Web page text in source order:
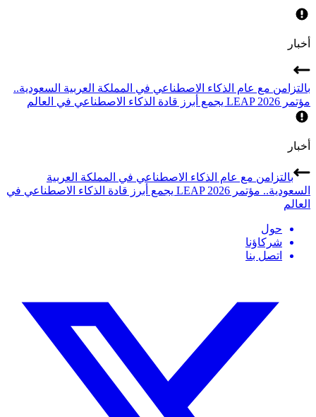
أخبار
بالتزامن مع عام الذكاء الاصطناعي في المملكة العربية السعودية..
مؤتمر LEAP 2026 يجمع أبرز قادة الذكاء الاصطناعي في العالم
أخبار
بالتزامن مع عام الذكاء الاصطناعي في المملكة العربية
السعودية.. مؤتمر LEAP 2026 يجمع أبرز قادة الذكاء الاصطناعي في
العالم
حول
شركاؤنا
اتصل بنا